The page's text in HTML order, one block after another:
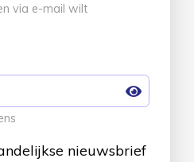
via e-mail wilt
nieuwsbrief